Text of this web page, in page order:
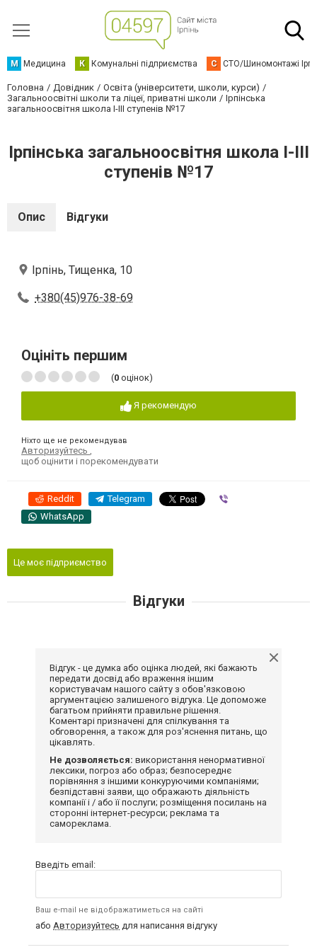
М Медицина К Комунальні підприємства С СТО/Шиномонтажі
Головна Довідник
Освіта (університети, школи, курси)
Загальноосвітні школи та ліцеї, приватні школи
Ірпінська
загальноосвітня школа І-ІІІ ступенів №17
Ірпінська загальноосвітня школа І-ІІІ
ступенів №17
Опис Відгуки
Ірпінь, Тищенка, 10
+380(45)976-38-69
Оцініть першим
(0 оцінок)
Я рекомендую
Ніхто ще не рекомендував
Авторизуйтесь
щоб оцінити і порекомендувати
Reddit Telegram
WhatsApp
Це моє підприємство
Відгуки
Відгук - це думка або оцінка людей, які бажають
передати досвід або враження іншим
користувачам нашого сайту з обов'язковою
аргументацією залишеного відгука. Це допоможе
багатьом прийняти правильне рішення.
Коментарі призначені для спілкування та
обговорення, а також для роз'яснення питань, що
цікавлять.
Не дозволяється: використання ненормативної
лексики, погроз або образ; безпосереднє
порівняння з іншими конкуруючими компаніями;
безпідставні заяви, що ображають діяльність
компанії і / або її послуги; розміщення посилань на
сторонні інтернет-ресурси; реклама та
самореклама.
Введіть email:
Ваш e-mail не відображатиметься на сайті
або Авторизуйтесь для написання відгуку